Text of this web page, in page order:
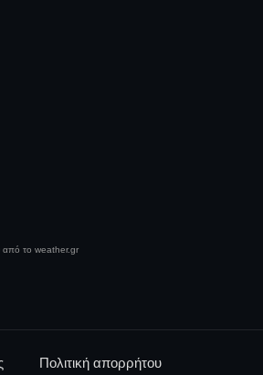
από το weather.gr
Πολιτική απορρήτου